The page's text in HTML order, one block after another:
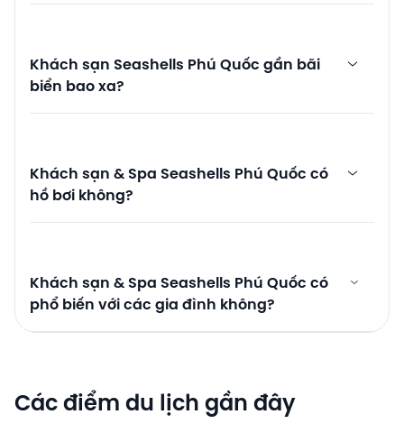
Khách sạn Seashells Phú Quốc gần bãi
biển bao xa?
Khách sạn & Spa Seashells Phú Quốc có
hồ bơi không?
Khách sạn & Spa Seashells Phú Quốc có
phổ biến với các gia đình không?
Các điểm du lịch gần đây